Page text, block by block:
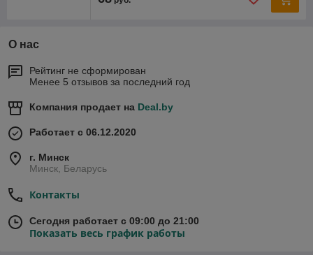
О нас
Рейтинг не сформирован
Менее 5 отзывов за последний год
Компания продает на Deal.by
Работает с 06.12.2020
г. Минск
Минск, Беларусь
Контакты
Сегодня работает с 09:00 до 21:00
Показать весь график работы